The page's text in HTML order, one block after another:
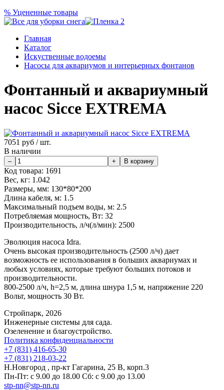
% Уцененные товары
Главная
Каталог
Искуственные водоемы
Насосы для аквариумов и интерьерных фонтанов
Фонтанный и аквариумный
насос Sicce EXTREMA
7051 руб / шт.
В наличии
Код товара: 1691
Вес, кг: 1.042
Размеры, мм: 130*80*200
Длина кабеля, м: 1.5
Максимальный подъем воды, м: 2.5
Потребляемая мощность, Вт: 32
Производительность, л/ч(л/мин): 2500
Эволюция насоса Idra.
Очень высокая производительность (2500 л/ч) дает
возможность ее использования в больших аквариумах и
любых условиях, которые требуют больших потоков и
производительности.
800-2500 л/ч, h=2,5 м, длина шнура 1,5 м, напряжение 220
Вольт, мощность 30 Вт.
Стройпарк, 2026
Инженерные системы для сада.
Озеленение и благоустройство.
Политика конфиденциальности
+7 (831) 416-65-30
+7 (831) 218-03-22
Н.Новгород , пр-кт Гагарина, 25 В, корп.3
Пн-Пт: с 9.00 до 18.00 Сб: с 9.00 до 13.00
stp-nn@stp-nn.ru